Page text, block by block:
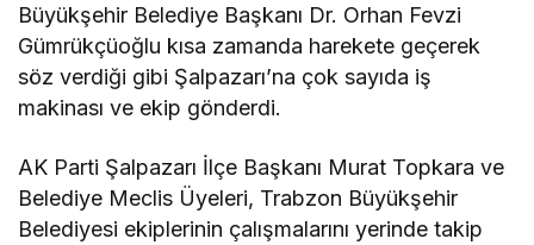
Büyükşehir Belediye Başkanı Dr. Orhan Fevzi
Gümrükçüoğlu kısa zamanda harekete geçerek
söz verdiği gibi Şalpazarı’na çok sayıda iş
makinası ve ekip gönderdi.
AK Parti Şalpazarı İlçe Başkanı Murat Topkara ve
Belediye Meclis Üyeleri, Trabzon Büyükşehir
Belediyesi ekiplerinin çalışmalarını yerinde takip